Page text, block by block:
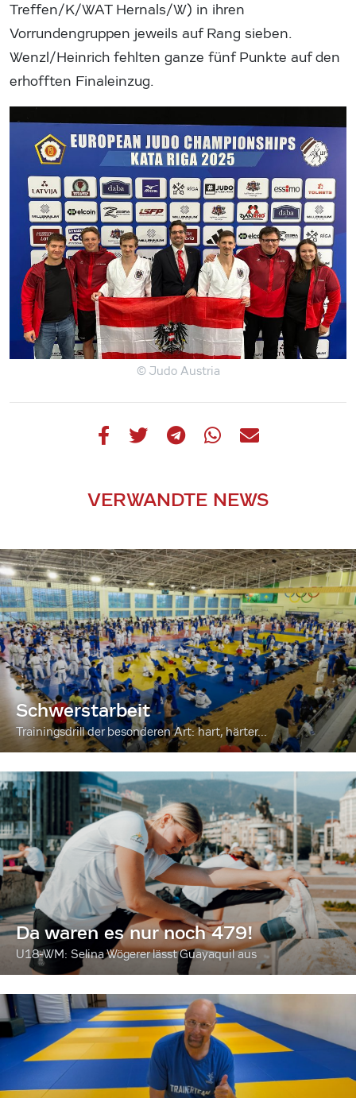
Treffen/K/WAT Hernals/W) in ihren
Vorrundengruppen jeweils auf Rang sieben.
Wenzl/Heinrich fehlten ganze fünf Punkte auf den
erhofften Finaleinzug.
© Judo Austria
VERWANDTE NEWS
Schwerstarbeit
Trainingsdrill der besonderen Art: hart, härter...
Da waren es nur noch 479!
U18-WM: Selina Wögerer lässt Guayaquil aus